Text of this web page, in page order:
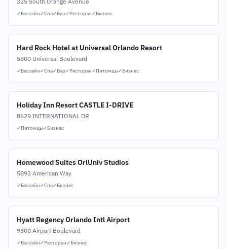
✓Бассейн✓Спа✓Бар✓Ресторан✓Бизнес
Hard Rock Hotel at Universal Orlando Resort
5800 Universal Boulevard
✓Бассейн✓Спа✓Бар✓Ресторан✓Питомцы✓Бизнес
Holiday Inn Resort CASTLE I-DRIVE
8629 INTERNATIONAL DR
✓Питомцы✓Бизнес
Homewood Suites OrlUniv Studios
5893 American Way
✓Бассейн✓Спа✓Бизнес
Hyatt Regency Orlando Intl Airport
9300 Airport Boulevard
✓Бассейн✓Ресторан✓Бизнес